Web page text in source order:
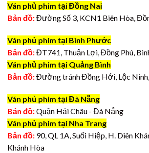
Ván phủ phim tại Đồng Nai
Bản đồ:Đường Số 3, KCN1 Biên Hòa,
Ván phủ phim tại Bình Phước
Bản đồ:ĐT741, Thuận Lợi, Đồng Phú,
Ván phủ phim tại Quảng Bình
Bản đồ:Đường tránh Đồng Hới, Lộc
Ván phủ phim tại Đà Nẵng
Bản đồ:Quận Hải Châu - Đà Nẵng
Ván phủ phim tại Nha Trang
Bản đồ: 90, QL 1A, Suối Hiệp, H. Diên
Khánh Hòa